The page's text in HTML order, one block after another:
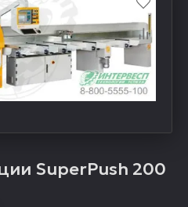
SuperPush 200